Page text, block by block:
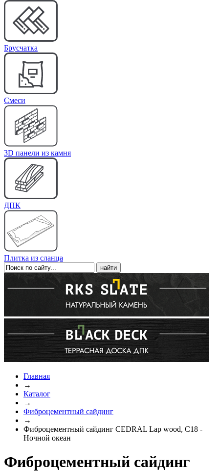
Брусчатка
Cмеси
3D панели из камня
ДПК
Плитка из сланца
Главная
→
Каталог
→
Фиброцементный сайдинг
→
Фиброцементный сайдинг CEDRAL Lap wood, C18 -
Ночной океан
Фиброцементный сайдинг